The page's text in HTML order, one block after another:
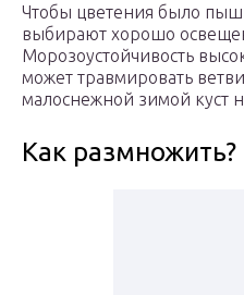
Чтобы цветения было
выбирают хорошо
Морозоустойчивость
может травмировать
малоснежной зимой куст
Как размножить?